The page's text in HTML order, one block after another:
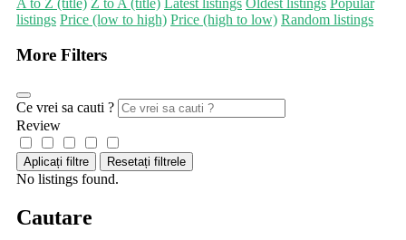
A to Z (title) Z to A (title) Latest listings Oldest listings Popular
listings Price (low to high) Price (high to low) Random listings
More Filters
Ce vrei sa cauti ?
Review
Aplicați filtre Resetați filtrele
No listings found.
Cautare